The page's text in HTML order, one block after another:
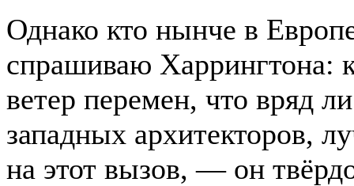
Однако кто нынче в
спрашиваю Харрингтона:
ветер перемен, что вряд
западных архитекторов,
на этот вызов, — он